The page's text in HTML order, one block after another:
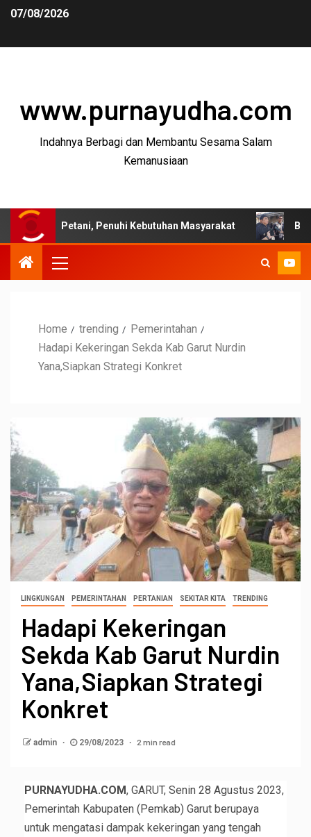
07/08/2026
www.purnayudha.com
Indahnya Berbagi dan Membantu Sesama Salam
Kemanusiaan
Penuhi Kebutuhan Masyarakat Bupati Garut:
Home trending
Pemerintahan
Hadapi Kekeringan Sekda Kab Garut Nurdin
Yana,Siapkan Strategi Konkret
LINGKUNGAN PEMERINTAHAN PERTANIAN SEKITAR KITA TRENDING
Hadapi Kekeringan
Sekda Kab Garut Nurdin
Yana,Siapkan Strategi
Konkret
admin 29/08/2023 2 min read
PURNAYUDHA.COM, GARUT, Senin 28 Agustus 2023,
Pemerintah Kabupaten (Pemkab) Garut berupaya
untuk mengatasi dampak kekeringan yang tengah